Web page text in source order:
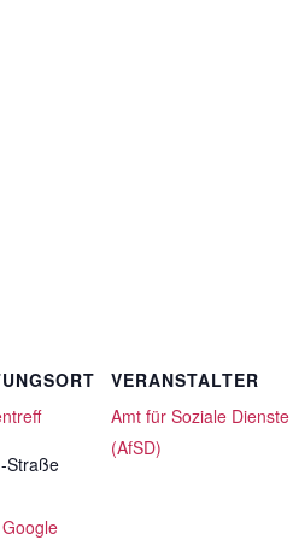
Straße
Google
VERANSTALTER
Amt für Soziale Dienste
(AfSD)